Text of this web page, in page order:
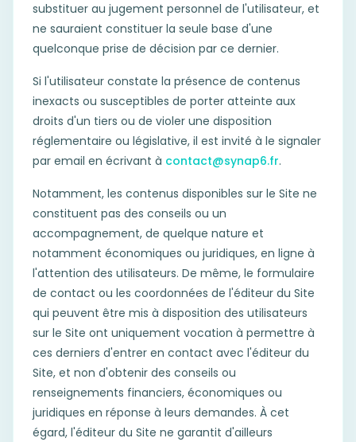
substituer au jugement personnel de l'utilisateur, et
ne sauraient constituer la seule base d'une
quelconque prise de décision par ce dernier.
Si l'utilisateur constate la présence de contenus
inexacts ou susceptibles de porter atteinte aux
droits d'un tiers ou de violer une disposition
réglementaire ou législative, il est invité à le signaler
par email en écrivant à contact@synap6.fr.
Notamment, les contenus disponibles sur le Site ne
constituent pas des conseils ou un
accompagnement, de quelque nature et
notamment économiques ou juridiques, en ligne à
l'attention des utilisateurs. De même, le formulaire
de contact ou les coordonnées de l'éditeur du Site
qui peuvent être mis à disposition des utilisateurs
sur le Site ont uniquement vocation à permettre à
ces derniers d'entrer en contact avec l'éditeur du
Site, et non d'obtenir des conseils ou
renseignements financiers, économiques ou
juridiques en réponse à leurs demandes. À cet
égard, l'éditeur du Site ne garantit d'ailleurs